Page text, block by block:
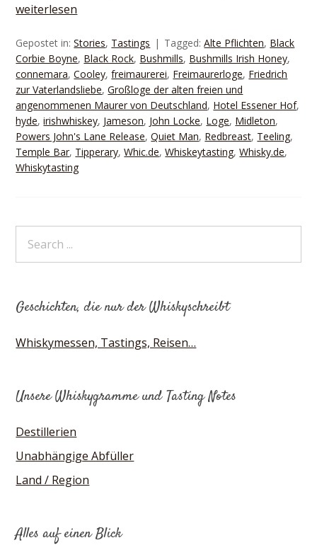
weiterlesen
Gepostet in:Stories, Tastings Tagged:Alte Pflichten, Black
Corbie Boyne, Black Rock, Bushmills, Bushmills Irish Honey,
connemara,Cooley,freimaurerei, Freimaurerloge, Friedrich
zur Vaterlandsliebe,Großloge der alten freien und
angenommenen Maurer von Deutschland, Hotel Essener Hof,
hyde,irishwhiskey, Jameson, John Locke, Loge, Midleton,
Powers John's Lane Release,Quiet Man, Redbreast, Teeling,
Temple Bar, Tipperary,Whic.de,Whiskeytasting,Whisky.de,
Whiskytasting
Geschichten, die nur der Whiskyschreibt
Whiskymessen, Tastings, Reisen…
Unsere Whiskygramme und Tasting Notes
Destillerien
Unabhängige Abfüller
Land / Region
Alles auf einen Blick